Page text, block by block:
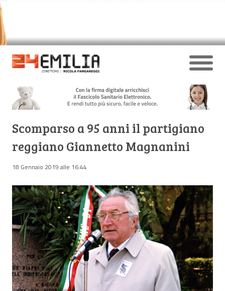
Scomparso a 95 anni il partigiano
reggiano Giannetto Magnanini
18 Gennaio 2019 alle 16:44